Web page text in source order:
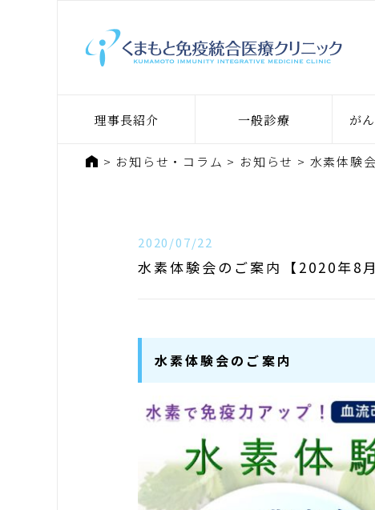
理事長紹介 一般診療 が
ホーム
お知らせ・コラム お知らせ 水素体験
2020/07/22
水素体験会のご案内【2020年8
水素体験会のご案内